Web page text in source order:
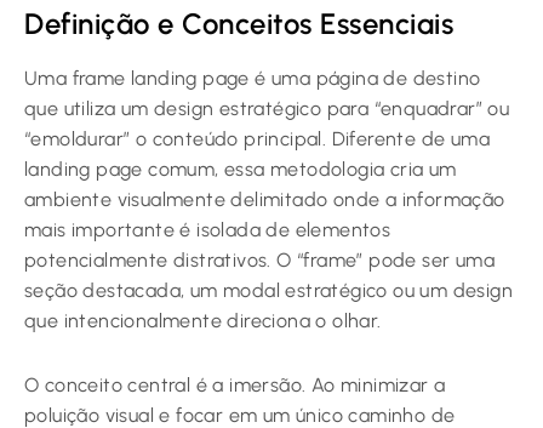
Definição e Conceitos Essenciais
Uma frame landing page é uma página de destino
que utiliza um design estratégico para “enquadrar” ou
“emoldurar” o conteúdo principal. Diferente de uma
landing page comum, essa metodologia cria um
ambiente visualmente delimitado onde a informação
mais importante é isolada de elementos
potencialmente distrativos. O “frame” pode ser uma
seção destacada, um modal estratégico ou um design
que intencionalmente direciona o olhar.
O conceito central é a imersão. Ao minimizar a
poluição visual e focar em um único caminho de